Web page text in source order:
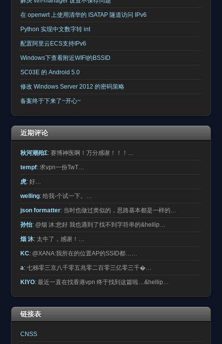
在 openwrt 上使用清华的 ISATAP 隧道访问 IPv6
Python 实现中文数字转 int
配置阿里云ECS支持IPv6
Windows下查看附近WIFI的BSSID
SC03E 的 Android 5.0
修改 Windows Server 2012 的密码策略
备案终于下来了~开心~
近期评论
秋河潮殆Σ: 赛博神医啊！万分感谢！！！…
tempf: 求vpn一份TwT…
虎: 好…
welling: 给我-个试一下。…
json formatter: 当时也做过类似的，思路基本都是一样的…
孙怡: @烟 沐:您好 我也遇到了找不到字符串的&hellip…
烟 沐: 太牛了，感谢！…
KC: @XANA:我所在的位置AP的SSID都……
a: 七秭零三京八千零五兆零二百零三亿零三千�…
KIYO: 最近一直在找香港vpn 终于找到这篇啦…&hellip…
链接表
CNSS